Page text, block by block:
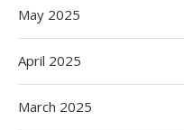
May 2025
April 2025
March 2025